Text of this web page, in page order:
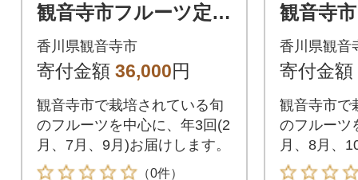
観音寺市フルーツ定期
便全3回
香川県観音寺市
寄付金額 36,000円
観音寺市で栽培されている旬
のフルーツを中心に、年3回(2
月、7月、9月)お届けします。
（0件）
観音寺
便全4回
香川県観音
寄付金額
観音寺市で
のフルーツ
月、8月、
します。